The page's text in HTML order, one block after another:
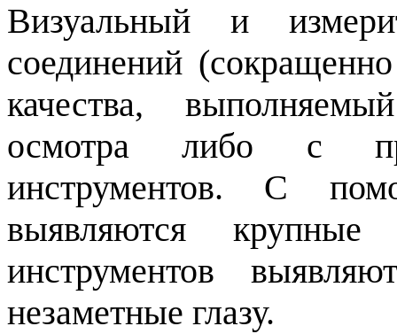
Визуальный и
соединений
качества,
осмотра либо с
инструментов. С
выявляются
инструментов
незаметные глазу.